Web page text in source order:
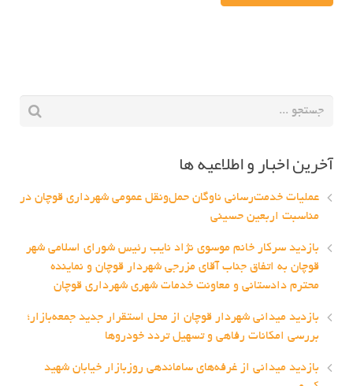
آخرین اخبار و اطلاعیه ها
عملیات خدمت‌رسانی ناوگان حمل‌ونقل عمومی شهرداری قوچان در
مناسبت اربعین حسینی
بازدید سرکار خانم موسوی نژاد نایب رئیس شورای اسلامی شهر
قوچان به اتفاق جناب آقای مزرجی شهردار قوچان و نماینده
محترم دادستانی و معاونت خدمات شهری شهرداری قوچان
بازدید میدانی شهردار قوچان از محل استقرار جدید جمعه‌بازار؛
بررسی امکانات رفاهی و تسهیل تردد خودروها
بازدید میدانی از غرفه‌های ساماندهی روزبازار خیابان شهید